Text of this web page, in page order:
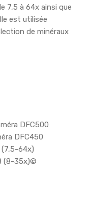
7,5 à 64x ainsi que
est utilisée
de minéraux
DFC500
DFC450
(7,5-64x)
(8-35x)©